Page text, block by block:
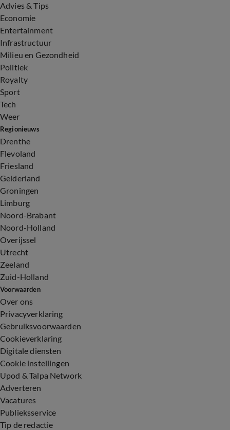
Advies & Tips
Economie
Entertainment
Infrastructuur
Milieu en Gezondheid
Politiek
Royalty
Sport
Tech
Weer
Regionieuws
Drenthe
Flevoland
Friesland
Gelderland
Groningen
Limburg
Noord-Brabant
Noord-Holland
Overijssel
Utrecht
Zeeland
Zuid-Holland
Voorwaarden
Over ons
Privacyverklaring
Gebruiksvoorwaarden
Cookieverklaring
Digitale diensten
Cookie instellingen
Upod & Talpa Network
Adverteren
Vacatures
Publieksservice
Tip de redactie